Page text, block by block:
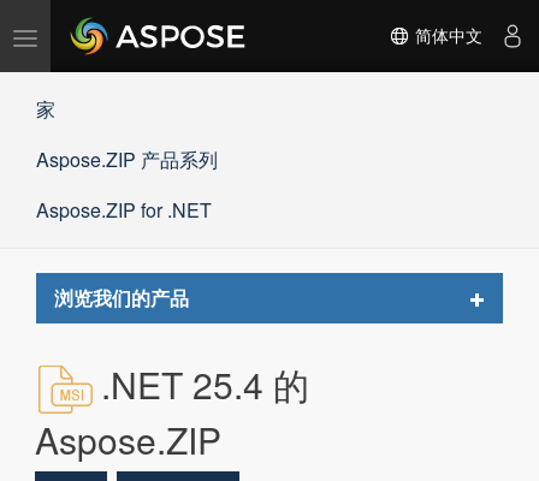
切
航
简体中文
家
Aspose.ZIP 产品系列
Aspose.ZIP for .NET
浏览我们的产品
Toggle
.NET 25.4 的
Aspose.ZIP